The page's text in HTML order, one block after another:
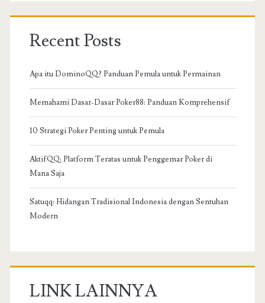
Recent Posts
Apa itu DominoQQ? Panduan Pemula untuk Permainan
Memahami Dasar-Dasar Poker88: Panduan Komprehensif
10 Strategi Poker Penting untuk Pemula
AktifQQ: Platform Teratas untuk Penggemar Poker di
Mana Saja
Satuqq: Hidangan Tradisional Indonesia dengan Sentuhan
Modern
LINK LAINNYA